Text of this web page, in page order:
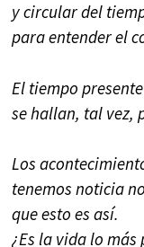
y circular del
para entender el
El tiempo
se hallan, tal vez,
Los
tenemos noticia
que esto es así.
¿Es la vida lo más